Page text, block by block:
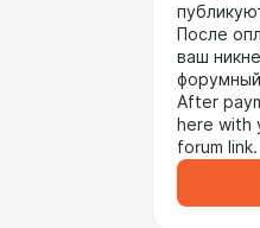
После
ваш
After
here with
forum link.